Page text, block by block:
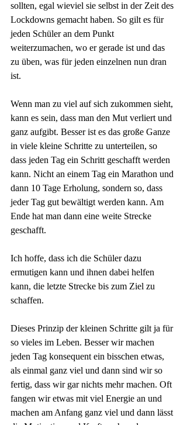
sollten, egal wieviel sie selbst in der Zeit des
Lockdowns gemacht haben. So gilt es für
jeden Schüler an dem Punkt
weiterzumachen, wo er gerade ist und das
zu üben, was für jeden einzelnen nun dran
ist.
Wenn man zu viel auf sich zukommen sieht,
kann es sein, dass man den Mut verliert und
ganz aufgibt. Besser ist es das große Ganze
in viele kleine Schritte zu unterteilen, so
dass jeden Tag ein Schritt geschafft werden
kann. Nicht an einem Tag ein Marathon und
dann 10 Tage Erholung, sondern so, dass
jeder Tag gut bewältigt werden kann. Am
Ende hat man dann eine weite Strecke
geschafft.
Ich hoffe, dass ich die Schüler dazu
ermutigen kann und ihnen dabei helfen
kann, die letzte Strecke bis zum Ziel zu
schaffen.
Dieses Prinzip der kleinen Schritte gilt ja für
so vieles im Leben. Besser wir machen
jeden Tag konsequent ein bisschen etwas,
als einmal ganz viel und dann sind wir so
fertig, dass wir gar nichts mehr machen. Oft
fangen wir etwas mit viel Energie an und
machen am Anfang ganz viel und dann lässt